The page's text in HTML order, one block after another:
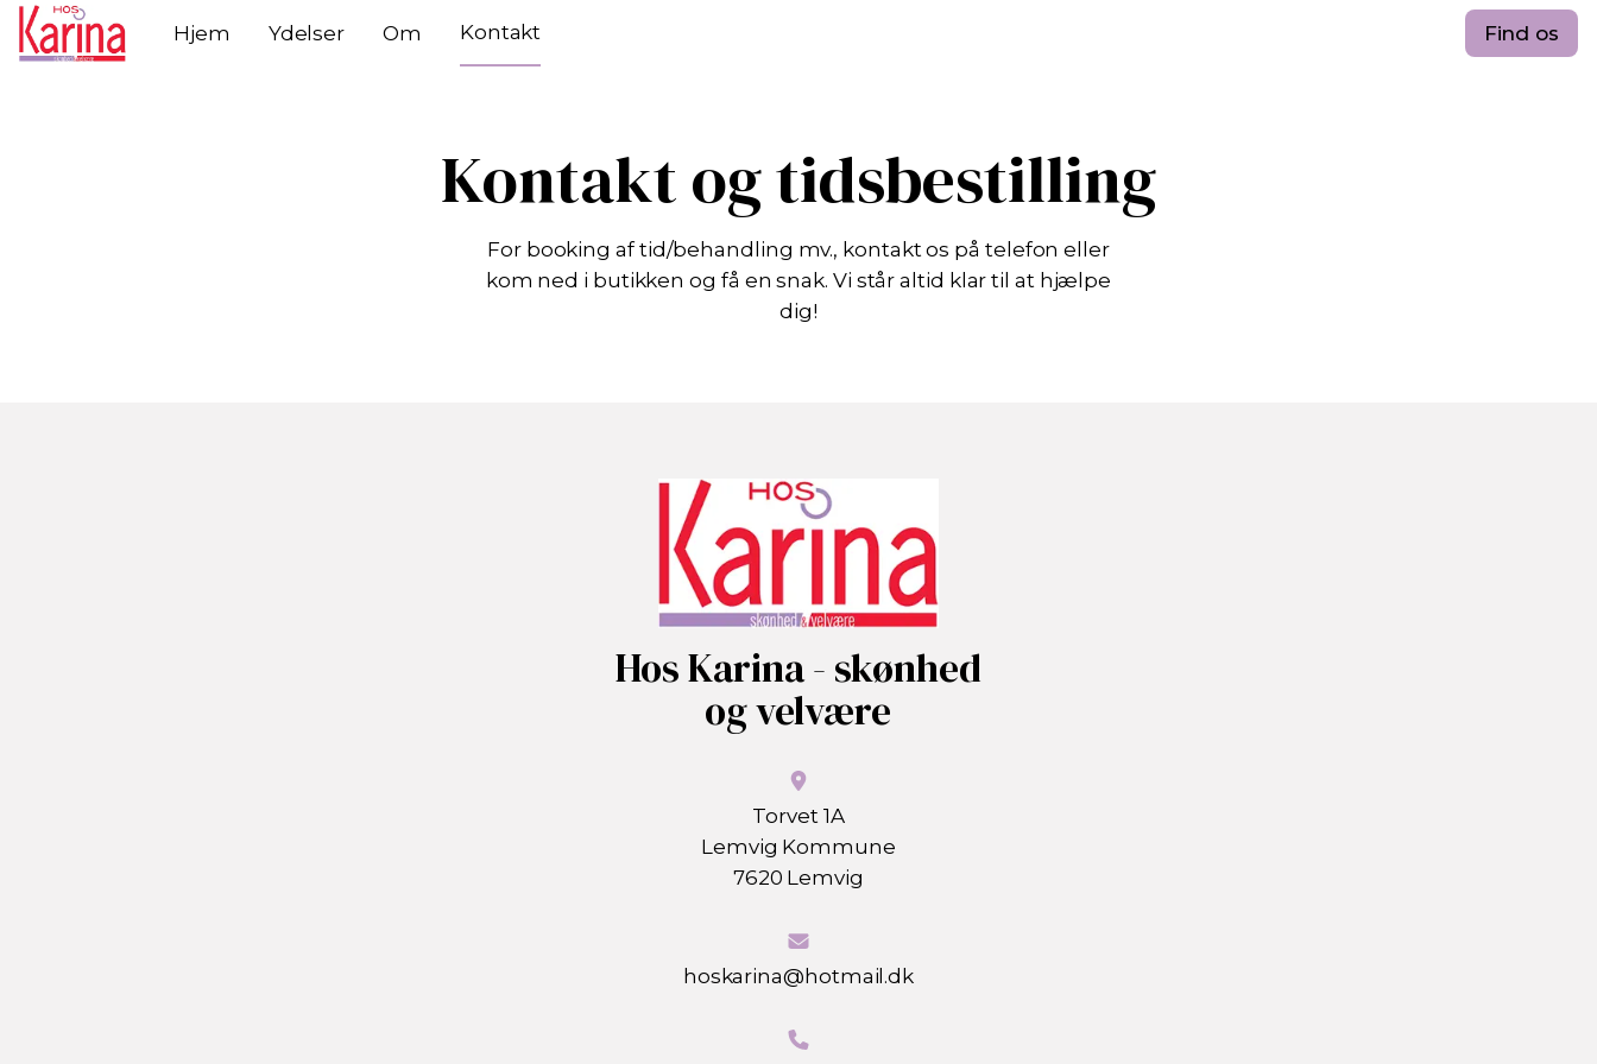
Hjem Ydelser Om Kontakt Find os
Kontakt og tidsbestilling
For booking af tid/behandling mv., kontakt os på telefon eller
kom ned i butikken og få en snak. Vi står altid klar til at hjælpe
dig!
Hos Karina - skønhed
og velvære
Torvet 1A
Lemvig Kommune
7620 Lemvig
hoskarina@hotmail.dk